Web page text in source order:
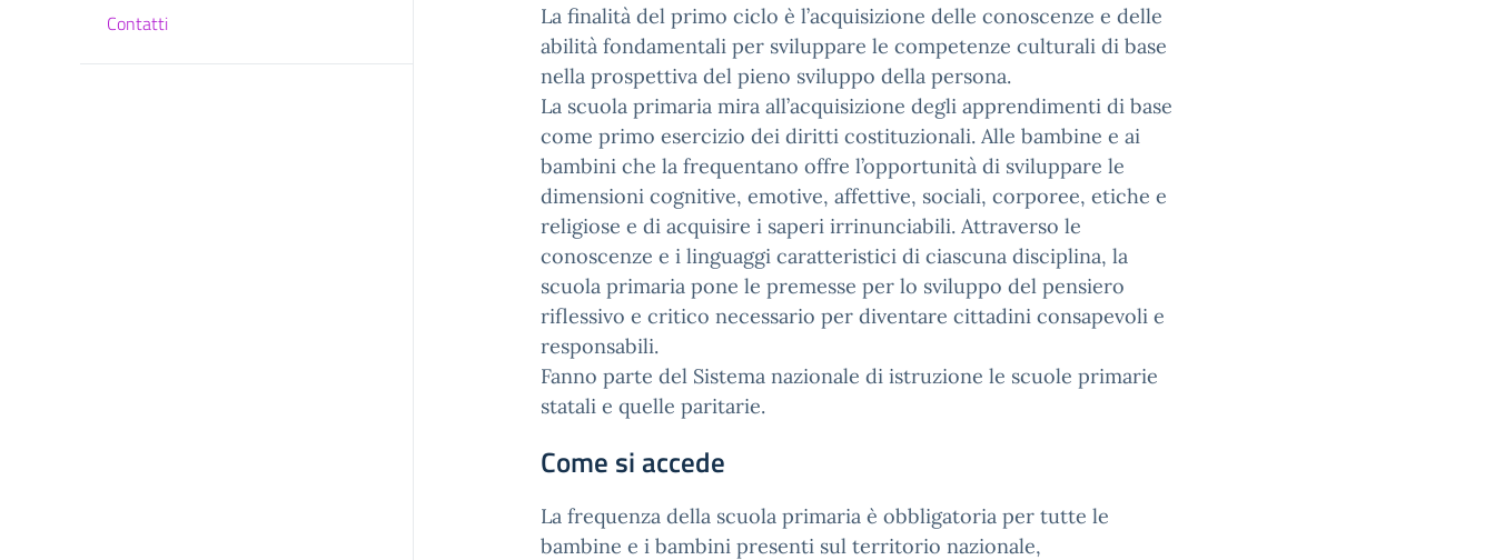
Contatti
La finalità del primo ciclo è l’acquisizione delle conoscenze e delle
abilità fondamentali per sviluppare le competenze culturali di base
nella prospettiva del pieno sviluppo della persona.
La scuola primaria mira all’acquisizione degli apprendimenti di base
come primo esercizio dei diritti costituzionali. Alle bambine e ai
bambini che la frequentano offre l’opportunità di sviluppare le
dimensioni cognitive, emotive, affettive, sociali, corporee, etiche e
religiose e di acquisire i saperi irrinunciabili. Attraverso le
conoscenze e i linguaggi caratteristici di ciascuna disciplina, la
scuola primaria pone le premesse per lo sviluppo del pensiero
riflessivo e critico necessario per diventare cittadini consapevoli e
responsabili.
Fanno parte del Sistema nazionale di istruzione le scuole primarie
statali e quelle paritarie.
Come si accede
La frequenza della scuola primaria è obbligatoria per tutte le
bambine e i bambini presenti sul territorio nazionale,